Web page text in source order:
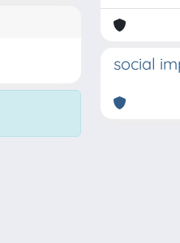
social